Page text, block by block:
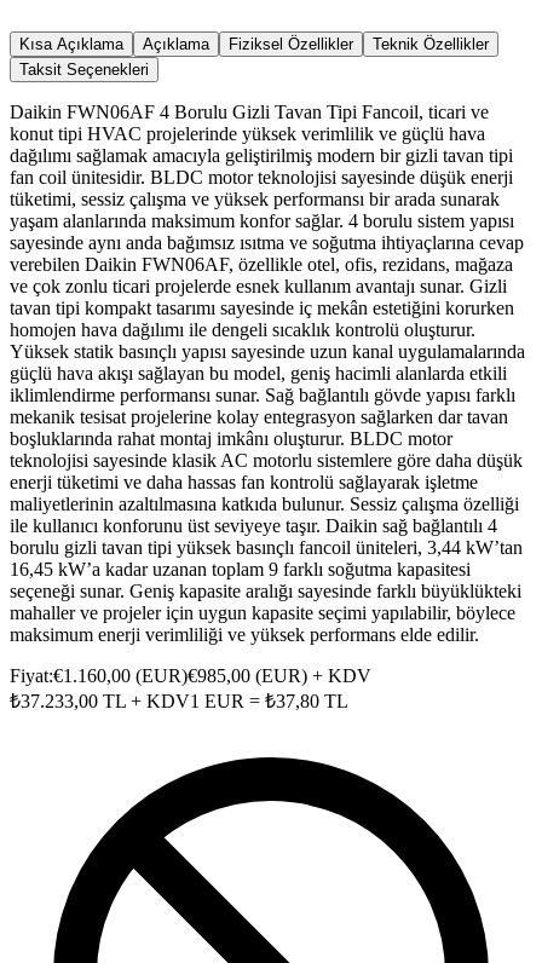
Kısa Açıklama Açıklama Fiziksel Özellikler
Teknik Özellikler
Taksit Seçenekleri
Daikin FWN06AF 4 Borulu Gizli Tavan Tipi Fancoil, ticari ve
konut tipi HVAC projelerinde yüksek verimlilik ve güçlü hava
dağılımı sağlamak amacıyla geliştirilmiş modern bir gizli tavan tipi
fan coil ünitesidir. BLDC motor teknolojisi sayesinde düşük enerji
tüketimi, sessiz çalışma ve yüksek performansı bir arada sunarak
yaşam alanlarında maksimum konfor sağlar. 4 borulu sistem yapısı
sayesinde aynı anda bağımsız ısıtma ve soğutma ihtiyaçlarına cevap
verebilen Daikin FWN06AF, özellikle otel, ofis, rezidans, mağaza
ve çok zonlu ticari projelerde esnek kullanım avantajı sunar. Gizli
tavan tipi kompakt tasarımı sayesinde iç mekân estetiğini korurken
homojen hava dağılımı ile dengeli sıcaklık kontrolü oluşturur.
Yüksek statik basınçlı yapısı sayesinde uzun kanal uygulamalarında
güçlü hava akışı sağlayan bu model, geniş hacimli alanlarda etkili
iklimlendirme performansı sunar. Sağ bağlantılı gövde yapısı farklı
mekanik tesisat projelerine kolay entegrasyon sağlarken dar tavan
boşluklarında rahat montaj imkânı oluşturur. BLDC motor
teknolojisi sayesinde klasik AC motorlu sistemlere göre daha düşük
enerji tüketimi ve daha hassas fan kontrolü sağlayarak işletme
maliyetlerinin azaltılmasına katkıda bulunur. Sessiz çalışma özelliği
ile kullanıcı konforunu üst seviyeye taşır. Daikin sağ bağlantılı 4
borulu gizli tavan tipi yüksek basınçlı fancoil üniteleri, 3,44 kW’tan
16,45 kW’a kadar uzanan toplam 9 farklı soğutma kapasitesi
seçeneği sunar. Geniş kapasite aralığı sayesinde farklı büyüklükteki
mahaller ve projeler için uygun kapasite seçimi yapılabilir, böylece
maksimum enerji verimliliği ve yüksek performans elde edilir.
Fiyat:€1.160,00 (EUR)€985,00 (EUR) + KDV
₺37.233,00 TL + KDV1 EUR = ₺37,80 TL